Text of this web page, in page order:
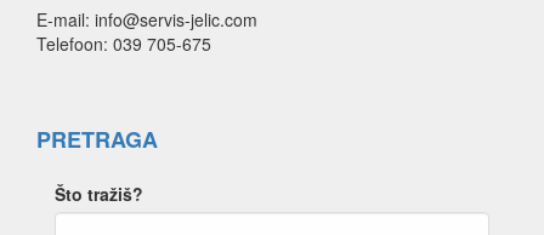
E-mail: info@servis-jelic.com
Telefoon: 039 705-675
PRETRAGA
Što tražiš?